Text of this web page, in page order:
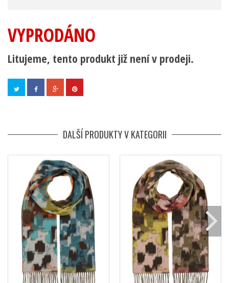
VYPRODÁNO
Litujeme, tento produkt již není v prodeji.
DALŠÍ PRODUKTY V KATEGORII